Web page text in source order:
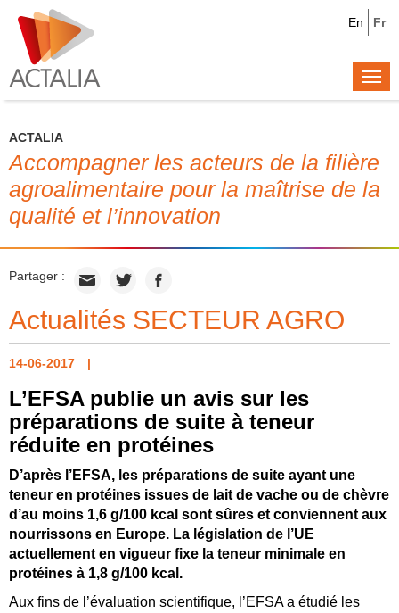
Fr
En
ACTALIA
Accompagner les acteurs de la filière
agroalimentaire pour la maîtrise de la
qualité et l’innovation
Partager :
Actualités SECTEUR AGRO
14-06-2017
L’EFSA publie un avis sur les
préparations de suite à teneur
réduite en protéines
D’après l’EFSA, les préparations de suite ayant une
teneur en protéines issues de lait de vache ou de chèvre
d’au moins 1,6 g/100 kcal sont sûres et conviennent aux
nourrissons en Europe. La législation de l’UE
actuellement en vigueur fixe la teneur minimale en
protéines à 1,8 g/100 kcal.
Aux fins de l’évaluation scientifique, l’EFSA a étudié les